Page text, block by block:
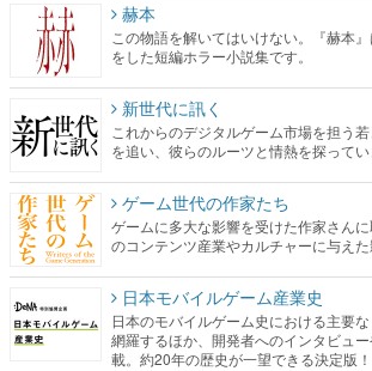
赫本
この物語を解いてはいけない。『赫本
をした短編ホラー小説集です。
新世代に訊く
これからのデジタルゲーム市場を担う
を追い、彼らのルーツと情熱を探ってい
ゲーム世代の作家たち
ゲームに多大な影響を受けた作家さん
のコンテンツ産業やカルチャーに与えた
日本モバイルゲーム産業史
日本のモバイルゲーム史における主要
網羅するほか、開発者へのインタビュ
載。約20年の歴史が一望できる決定版！